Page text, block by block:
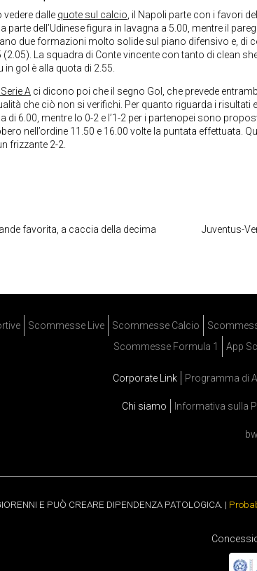
dalle quote sul calcio , il Napoli parte con i favori
parte dell’Udinese figura in lavagna a 5.00, mentre il
due formazioni molto solide sul piano difensivo e, di
(2.05). La squadra di Conte vincente con tanto di clean
in gol è alla quota di 2.55.
A ci dicono poi che il segno Gol, che prevede
che ciò non si verifichi. Per quanto riguarda i risultati
di 6.00, mentre lo 0-2 e l’1-2 per i partenopei sono
nell’ordine 11.50 e 16.00 volte la puntata effettuata.
frizzante 2-2.
favorita, a caccia della decima
Juventus-
Scommesse Live Scommesse Calcio
Scommesse Formula 1
App
Corporate Link Programma di
Chi siamo Informativa sulla
E PUÒ CREARE DIPENDENZA PATOLOGICA. |